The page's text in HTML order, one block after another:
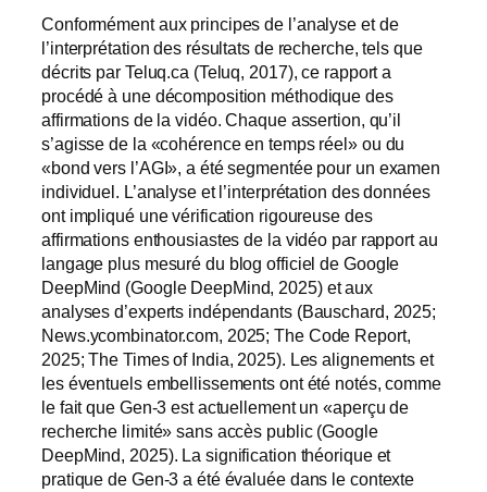
Conformément aux principes de l’analyse et de
l’interprétation des résultats de recherche, tels que
décrits par Teluq.ca (Teluq, 2017), ce rapport a
procédé à une décomposition méthodique des
affirmations de la vidéo. Chaque assertion, qu’il
s’agisse de la «cohérence en temps réel» ou du
«bond vers l’AGI», a été segmentée pour un examen
individuel. L’analyse et l’interprétation des données
ont impliqué une vérification rigoureuse des
affirmations enthousiastes de la vidéo par rapport au
langage plus mesuré du blog officiel de Google
DeepMind (Google DeepMind, 2025) et aux
analyses d’experts indépendants (Bauschard, 2025;
News.ycombinator.com, 2025; The Code Report,
2025; The Times of India, 2025). Les alignements et
les éventuels embellissements ont été notés, comme
le fait que Gen-3 est actuellement un «aperçu de
recherche limité» sans accès public (Google
DeepMind, 2025). La signification théorique et
pratique de Gen-3 a été évaluée dans le contexte